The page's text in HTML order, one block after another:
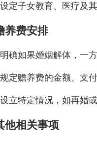
设定子女教育、医疗及
养费安排
明确如果婚姻解体，一
规定赡养费的金额、支
设立特定情况，如再婚
他相关事项